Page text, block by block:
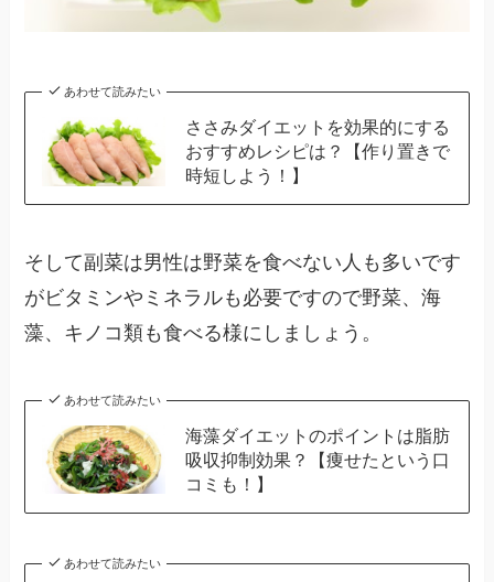
あわせて読みたい
ささみダイエットを効果的にする
おすすめレシピは？【作り置きで
時短しよう！】
そして副菜は男性は野菜を食べない人も多いです
がビタミンやミネラルも必要ですので野菜、海
藻、キノコ類も食べる様にしましょう。
あわせて読みたい
海藻ダイエットのポイントは脂肪
吸収抑制効果？【痩せたという口
コミも！】
あわせて読みたい